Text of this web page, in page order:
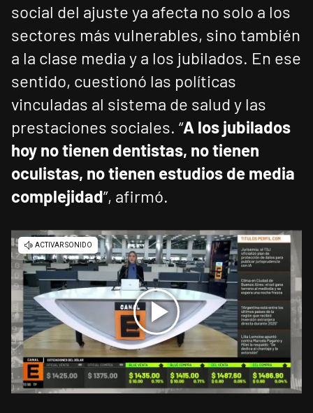
social del ajuste ya afecta no solo a los
sectores más vulnerables, sino también
a la clase media y a los jubilados. En ese
sentido, cuestionó las políticas
vinculadas al sistema de salud y las
prestaciones sociales. “A los jubilados
hoy no tienen dentistas, no tienen
oculistas, no tienen estudios de media
complejidad”, afirmó.